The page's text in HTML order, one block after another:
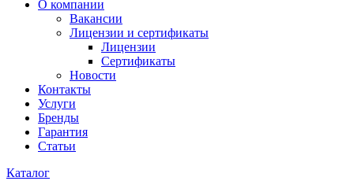
О компании
Вакансии
Лицензии и сертификаты
Лицензии
Сертификаты
Новости
Контакты
Услуги
Бренды
Гарантия
Статьи
Каталог